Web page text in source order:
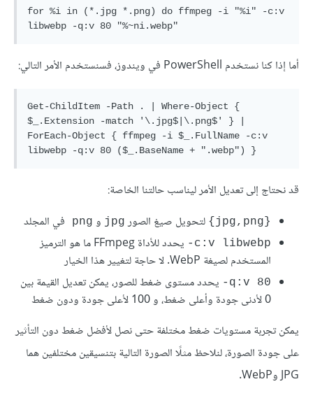
for %i in (*.jpg *.png) do ffmpeg -i "%i" -c:v
أما إذا كنا نستخدم PowerShell في ويندوز، فسنستخدم الأمر التالي:
Get-ChildItem -Path . | Where-Object {
$_.Extension -match '\.jpg$|\.png$' } |
ForEach-Object { ffmpeg -i $_.FullName -c:v
قد نحتاج إلى تعديل الأمر ليناسب حالتنا الخاصة:
{jpg,png} لتحويل صيغ الصور jpg و png في المجلد
c:v libwebp-
يحدد للأداة FFmpeg ما هو الترميز
المستخدم لصيغة WebP. لا حاجة لتغيير هذا الخيار
q:v 80-
يحدد مستوى ضغط للصور، يمكن تعديل القيمة بين
0 لأدنى جودة وأعلى ضغط، و 100 لأعلى جودة ودون ضغط
يمكن تجربة مستويات ضغط مختلفة حتى نصل لأفضل ضغط دون التأثير
على جودة الصورة، لنلاحظ مثلًا الصورة التالية بتنسيقين مختلفين هما
JPG وWebP.